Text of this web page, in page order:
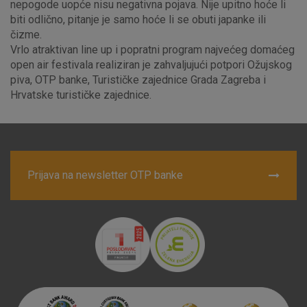
nepogode uopće nisu negativna pojava. Nije upitno hoće li
biti odlično, pitanje je samo hoće li se obuti japanke ili
čizme.
Vrlo atraktivan line up i popratni program najvećeg domaćeg
open air festivala realiziran je zahvaljujući potpori Ožujskog
piva, OTP banke, Turističke zajednice Grada Zagreba i
Hrvatske turističke zajednice.
Prijava na newsletter OTP banke
Nužni kolačići
Analitički kolačići
Marketinški kolačići
Ovi kolačići nužni su za funkcioniranje internetske stranice i
za uslugama, kao što su postavke kolačića. Svoj preglednik
možete postaviti da blokira te kolačiće ili pošalje upozorenje
o njima, ali u tom slučaju neki dijelovi stranice neće raditi. Ti
kolačići ne pohranjuju nikakve informacije koje bi vas mogle